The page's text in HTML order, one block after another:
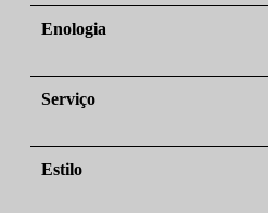
Enologia
Serviço
Estilo